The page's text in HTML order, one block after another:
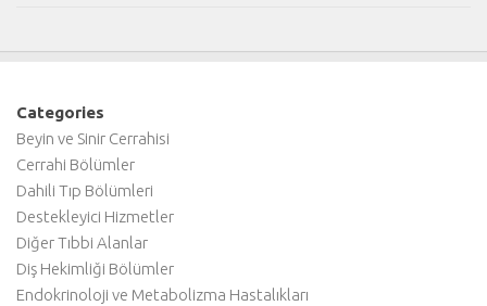
Categories
Beyin ve Sinir Cerrahisi
Cerrahi Bölümler
Dahili Tıp Bölümleri
Destekleyici Hizmetler
Diğer Tıbbi Alanlar
Diş Hekimliği Bölümler
Endokrinoloji ve Metabolizma Hastalıkları